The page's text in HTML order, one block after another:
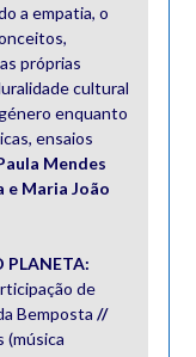
a empatia, o
próprias
cultural
enquanto
ensaios
Mendes
e Maria João
PLANETA:
de
Bemposta //
(música